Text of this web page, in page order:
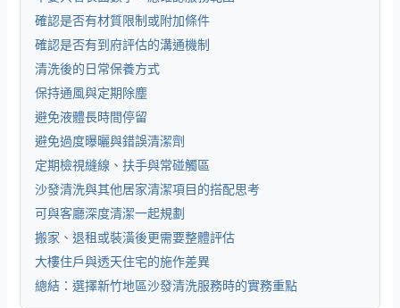
確認是否有材質限制或附加條件
確認是否有到府評估的溝通機制
清洗後的日常保養方式
保持通風與定期除塵
避免液體長時間停留
避免過度曝曬與錯誤清潔劑
定期檢視縫線、扶手與常碰觸區
沙發清洗與其他居家清潔項目的搭配思考
可與客廳深度清潔一起規劃
搬家、退租或裝潢後更需要整體評估
大樓住戶與透天住宅的施作差異
總結：選擇新竹地區沙發清洗服務時的實務重點